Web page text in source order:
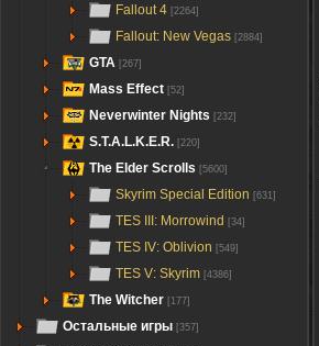
Fallout 4 [2264]
Fallout: New Vegas [2884]
GTA [267]
Mass Effect [52]
Neverwinter Nights [232]
S.T.A.L.K.E.R. [220]
The Elder Scrolls [5600]
Skyrim Special Edition [631]
TES III: Morrowind [34]
TES IV: Oblivion [549]
TES V: Skyrim [4386]
The Witcher [177]
Остальные игры [357]